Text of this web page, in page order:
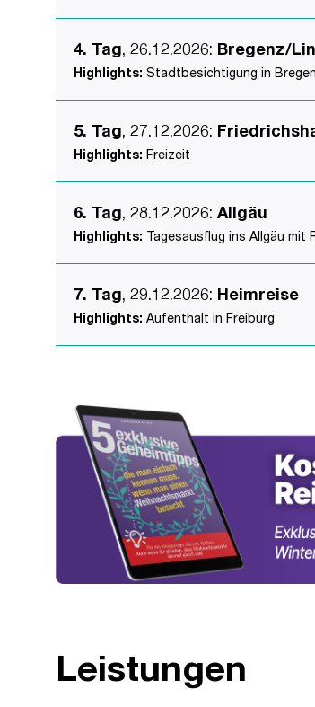
4. Tag, 26.12.2026: Bregenz/
Highlights: Stadtbesichtigung in
5. Tag, 27.12.2026:
Highlights: Freizeit
6. Tag, 28.12.2026: Allgäu
Highlights: Tagesausflug ins Allgäu mit
7. Tag, 29.12.2026: Heimreise
Highlights: Aufenthalt in Freiburg
Leistungen